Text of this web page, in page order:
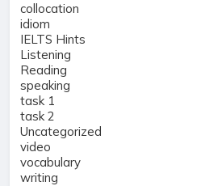
collocation
idiom
IELTS Hints
Listening
Reading
speaking
task 1
task 2
Uncategorized
video
vocabulary
writing